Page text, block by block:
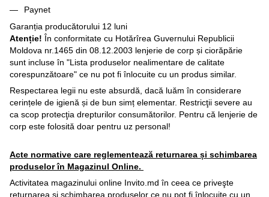
Paynet
Garanția producătorului 12 luni
Atenție! În conformitate cu Hotărîrea Guvernului Republicii
Moldova nr.1465 din 08.12.2003 lenjerie de corp și ciorăpărie
sunt incluse în "Lista produselor nealimentare de calitate
corespunzătoare" ce nu pot fi înlocuite cu un produs similar.
Respectarea legii nu este absurdă, dacă luăm în considerare
cerințele de igienă și de bun simț elementar. Restricţii severe au
ca scop protecţia drepturilor consumătorilor. Pentru că lenjerie de
corp este folosită doar pentru uz personal!
Acte normative care reglementează returnarea și schimbarea
produselor în Magazinul Online.
Activitatea magazinului online Invito.md în ceea ce priveşte
returnarea și schimbarea produselor ce nu pot fi înlocuite cu un